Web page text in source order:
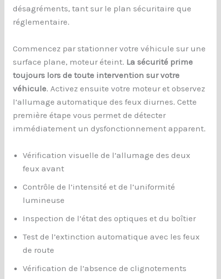
désagréments, tant sur le plan sécuritaire que
réglementaire.
Commencez par stationner votre véhicule sur une
surface plane, moteur éteint. La sécurité prime
toujours lors de toute intervention sur votre
véhicule. Activez ensuite votre moteur et observez
l’allumage automatique des feux diurnes. Cette
première étape vous permet de détecter
immédiatement un dysfonctionnement apparent.
Vérification visuelle de l’allumage des deux
feux avant
Contrôle de l’intensité et de l’uniformité
lumineuse
Inspection de l’état des optiques et du boîtier
Test de l’extinction automatique avec les feux
de route
Vérification de l’absence de clignotements